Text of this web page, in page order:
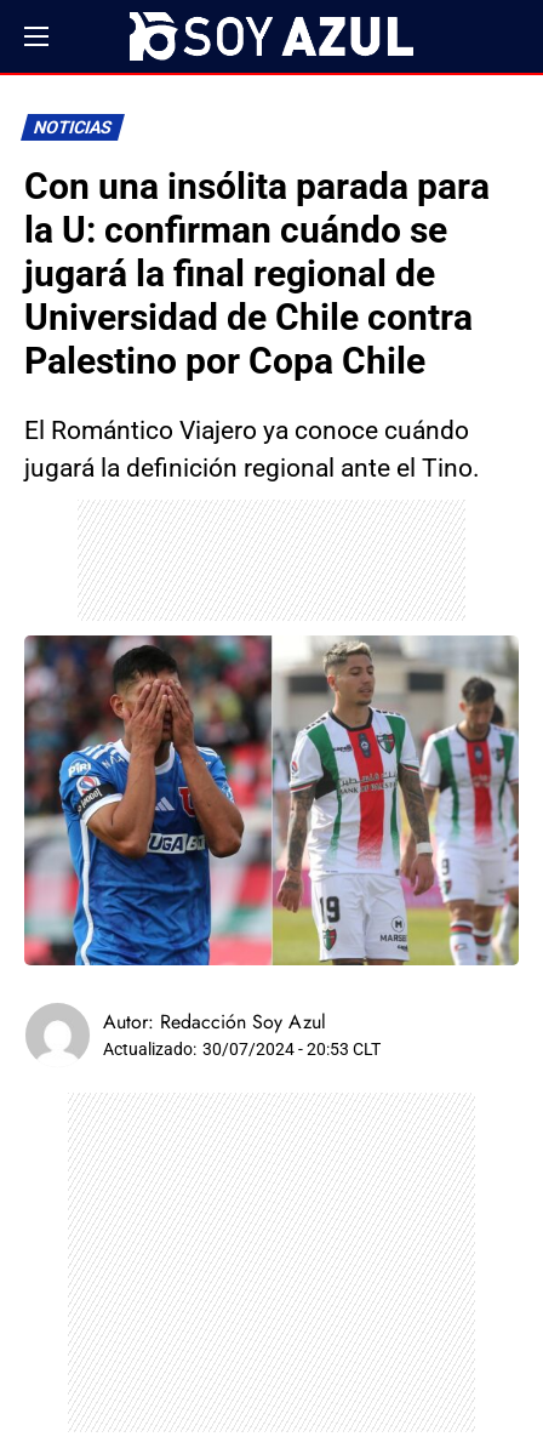
NOTICIAS
Con una insólita parada para
la U: confirman cuándo se
jugará la final regional de
Universidad de Chile contra
Palestino por Copa Chile
El Romántico Viajero ya conoce cuándo
jugará la definición regional ante el Tino.
Autor: Redacción Soy Azul
Actualizado: 30/07/2024 - 20:53 CLT